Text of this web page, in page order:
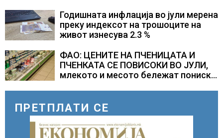
Годишната инфлација во јули мерена
преку индексот на трошоците на
живот изнесува 2.3 %
ФАО: ЦЕНИТЕ НА ПЧЕНИЦАТА И
ПЧЕНКАТА СЕ ПОВИСОКИ ВО ЈУЛИ,
млекото и месото бележат пониски
ПРЕТПЛАТИ СЕ